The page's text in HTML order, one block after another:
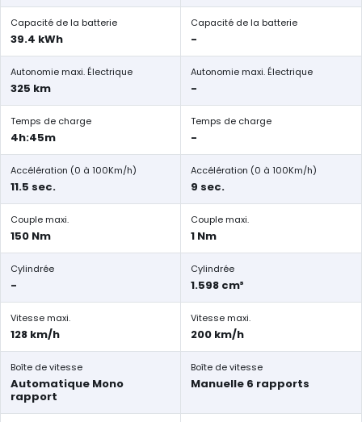
Capacité de la batterie
39.4 kWh
Capacité de la batterie
-
Autonomie maxi. Électrique
325 km
Autonomie maxi. Électrique
-
Temps de charge
4h:45m
Temps de charge
-
Accélération (0 à 100Km/h)
11.5 sec.
Accélération (0 à 100Km/h)
9 sec.
Couple maxi.
150 Nm
Couple maxi.
1 Nm
Cylindrée
-
Cylindrée
1.598 cm³
Vitesse maxi.
128 km/h
Vitesse maxi.
200 km/h
Boîte de vitesse
Automatique Mono
rapport
Boîte de vitesse
Manuelle 6 rapports